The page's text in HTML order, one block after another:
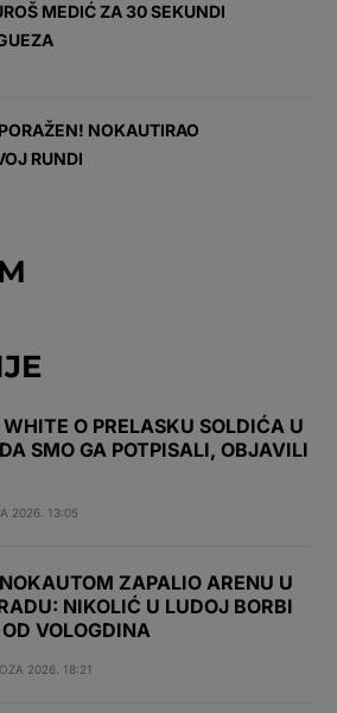
MEDIĆ ZA 30 SEKUNDI
NOKAUTIRAO
RUNDI
O PRELASKU SOLDIĆA U
SMO GA POTPISALI, OBJAVILI
2026. 13:05
ZAPALIO ARENU U
NIKOLIĆ U LUDOJ BORBI
VOLOGDINA
2026. 18:21